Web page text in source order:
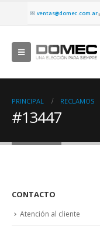
ventas@domec.com.ar|
PRINCIPAL RECLAMOS
#13447
CONTACTO
Atención al cliente